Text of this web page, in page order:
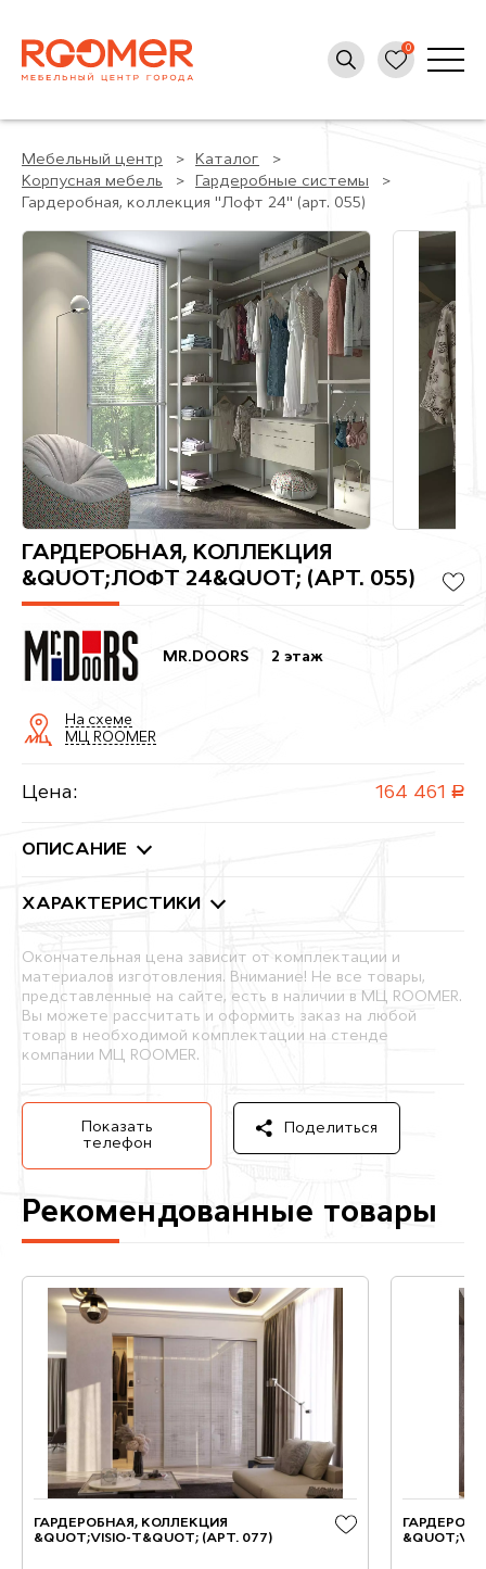
Мебельный центр
Каталог
Корпусная мебель
Гардеробные системы
Гардеробная, коллекция "Лофт 24" (арт. 055)
ГАРДЕРОБНАЯ, КОЛЛЕКЦИЯ
&QUOT;ЛОФТ 24&QUOT; (АРТ. 055)
MR.DOORS 2 этаж
На схеме
МЦ ROOMER
Цена: 164 461 руб.
ОПИСАНИЕ
ХАРАКТЕРИСТИКИ
Окончательная цена зависит от комплектации и
материалов изготовления. Внимание! Не все товары,
представленные на сайте, есть в наличии в МЦ ROOMER.
Вы можете рассчитать и оформить заказ на любой
товар в необходимой комплектации на стенде
компании МЦ ROOMER.
Показать
телефон
Поделиться
Рекомендованные товары
ГАРДЕРОБНАЯ, КОЛЛЕКЦИЯ
&QUOT;VISIO-T&QUOT; (АРТ. 077)